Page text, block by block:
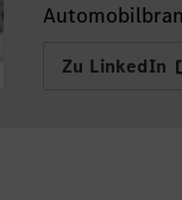
Zu LinkedIn